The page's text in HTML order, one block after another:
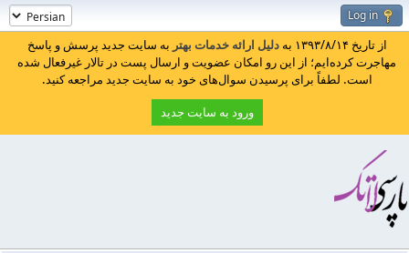
Log in
از تاریخ ۱۳۹۳/۸/۱۴ به دلیل ارائه خدمات بهتر به سایت جدید پرسش و پاسخ
مهاجرت کرده‌ایم؛ از این رو امکان عضویت و ارسال پست در تالار غیرفعال شده
است. لطفاً برای پرسیدن سوال‌های خود به سایت جدید مراجعه کنید.
ورود به سایت جدید